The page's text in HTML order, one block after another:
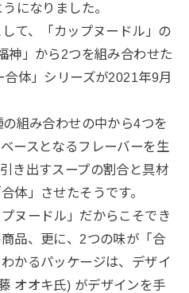
になりました。
て、「カップヌードル」の
神」から2つを組み合わせた
合体」シリーズが2021年9月
の組み合わせの中から4つを
ースとなるフレーバーを生
き出すスープの割合と具材
体」させたそうです。
ヌードル」だからこそでき
品、更に、2つの味が「合
かるパッケージは、デザイ
オオキ氏) がデザインを手